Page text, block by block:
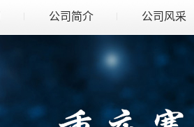
公司简介 公司风采